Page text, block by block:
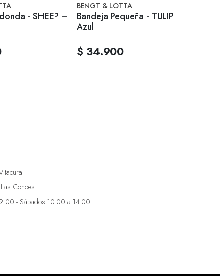
- SHEEP –
BENGT & LOTTA
Bandeja Pequeña - TULIP
Azul
$ 34.900
Condes
- Sábados 10:00 a 14:00